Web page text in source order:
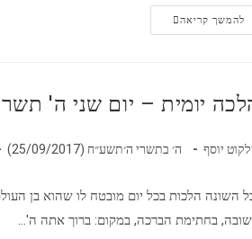
להמשך קריאה
יומית – יום שני ה'
יוסף ה׳ בתשרי ה׳תשע״ח (25/09/2017)
השונה הלכות בכל יום מובטח לו שהוא בן
בחתימת הברכה, במקום: ברוך אתה ה'…